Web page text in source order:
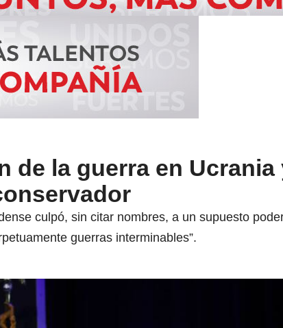
de la guerra en
culpó, sin citar nombres, a un supuesto
guerras interminables”.